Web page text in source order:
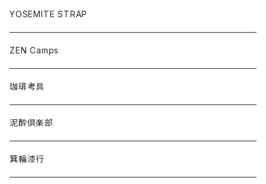
YOSEMITE STRAP
ZEN Camps
珈琲考具
泥酔倶楽部
箕輪漆行